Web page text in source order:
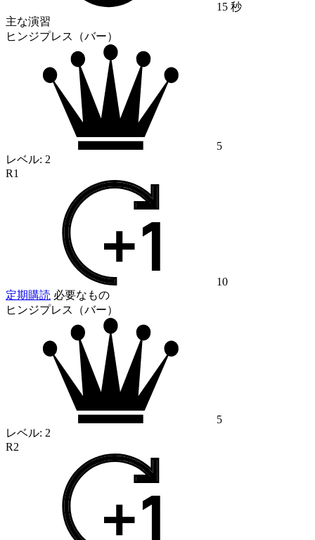
15 秒
主な演習
ヒンジプレス（バー）
5
レベル: 2
R1
10
定期購読 必要なもの
ヒンジプレス（バー）
5
レベル: 2
R2